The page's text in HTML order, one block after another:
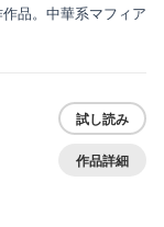
品。中華系マフィア
試し読み
作品詳細